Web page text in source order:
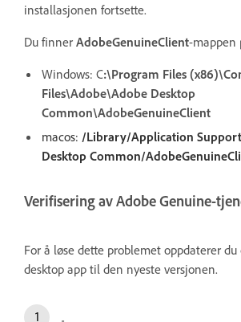
installasjonen fortsette.
Du finner AdobeGenuineClient-mappen
Windows: C:\Program Files
Files\Adobe\Adobe Desktop
Common\AdobeGenuineClient
macos: /Library/Application
Desktop Common/
Verifisering av Adobe Genuine-
For å løse dette problemet oppdaterer
desktop app til den nyeste versjonen.